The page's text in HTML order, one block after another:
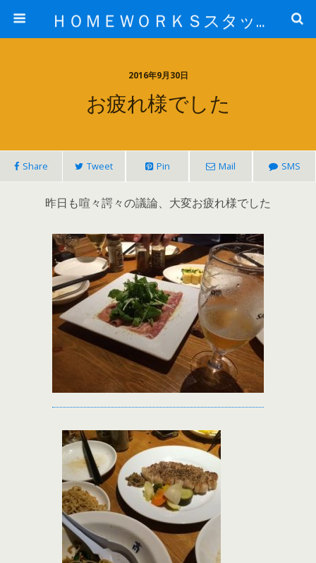
ＨＯＭＥＷＯＲＫＳスタッフ日記ブログ
2016年9月30日
お疲れ様でした
Share Tweet Pin Mail SMS
昨日も喧々諤々の議論、大変お疲れ様でした